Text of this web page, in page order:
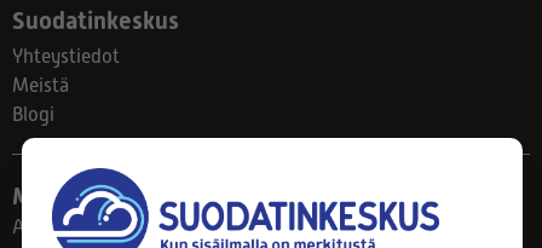
Suodatinkeskus
Yhteystiedot
Meistä
Blogi
Myymälä
Ahlmanintie 61